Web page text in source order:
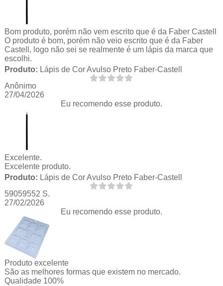
Bom produto, porém não vem escrito que é da Faber Castell
O produto é bom, porém não veio escrito que é da Faber
Castell, logo não sei se realmente é um lápis da marca que
escolhi.
Produto: Lápis de Cor Avulso Preto Faber-Castell
Anônimo
27/04/2026
Eu recomendo esse produto.
Excelente.
Excelente produto.
Produto: Lápis de Cor Avulso Preto Faber-Castell
59059552 S.
27/02/2026
Eu recomendo esse produto.
Produto excelente
São as melhores formas que existem no mercado.
Qualidade 100%